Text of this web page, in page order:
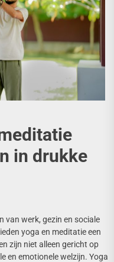
in drukke
van werk, gezin en sociale
yoga en meditatie een
zijn niet alleen gericht op
en emotionele welzijn. Yoga